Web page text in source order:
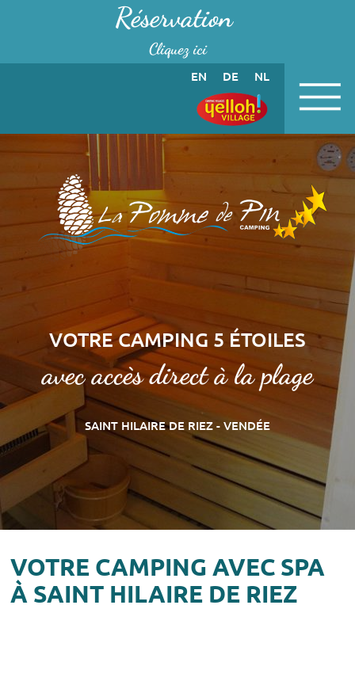
Panneau de gestion des cookiesRéservation
Cliquez ici
EN DE NL
VOTRE CAMPING 5 ÉTOILES
avec accès direct à la plage
SAINT HILAIRE DE RIEZ - VENDÉE
VOTRE CAMPING AVEC SPA
À SAINT HILAIRE DE RIEZ